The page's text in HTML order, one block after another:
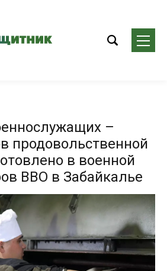
–
продовольственной
в военной
ВВО в Забайкалье